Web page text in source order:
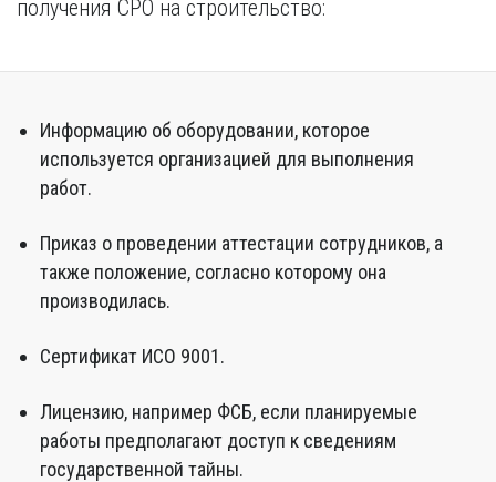
получения СРО на строительство:
Информацию об оборудовании, которое
используется организацией для выполнения
работ.
Приказ о проведении аттестации сотрудников, а
также положение, согласно которому она
производилась.
Сертификат ИСО 9001.
Лицензию, например ФСБ, если планируемые
работы предполагают доступ к сведениям
государственной тайны.